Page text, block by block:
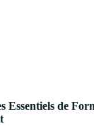
Essentiels de